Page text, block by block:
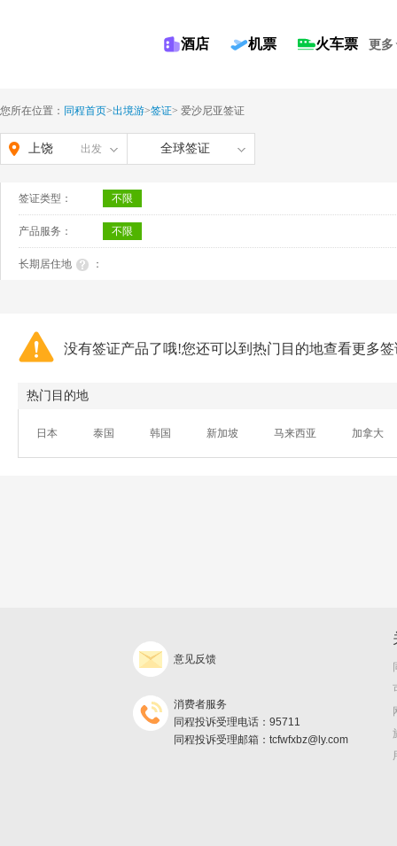
酒店 机票 火车票 更多
您所在位置： 同程首页>出境游>签证> 爱沙尼亚签证
上饶 出发 全球签证
签证类型： 不限
产品服务： 不限
长期居住地 ：
没有签证产品了哦!您还可以到热门目的地查看更多
热门目的地
日本 泰国 韩国 新加坡 马来西亚 加拿大
意见反馈
消费者服务
同程投诉受理电话：95711
同程投诉受理邮箱：tcfwfxbz@ly.com